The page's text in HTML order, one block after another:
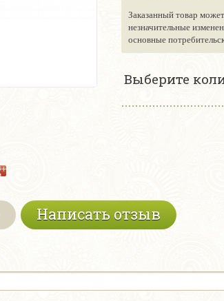
Заказанный товар
незначительные
основные
Выберите
Написать отзыв